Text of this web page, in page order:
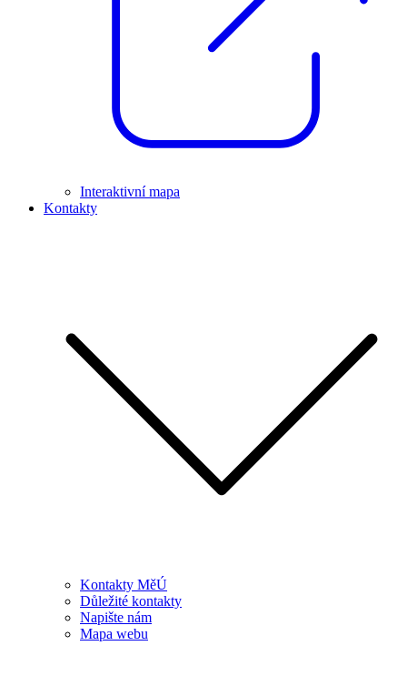
Interaktivní mapa
Kontakty
Kontakty MěÚ
Důležité kontakty
Napište nám
Mapa webu